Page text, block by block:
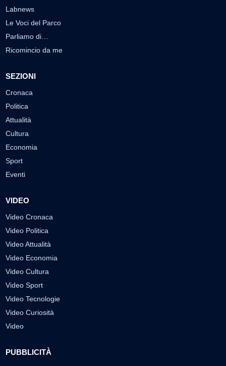
Labnews
Le Voci del Parco
Parliamo di…
Ricomincio da me
SEZIONI
Cronaca
Politica
Attualità
Cultura
Economia
Sport
Eventi
VIDEO
Video Cronaca
Video Politica
Video Attualità
Video Economia
Video Cultura
Video Sport
Video Tecnologie
Video Curiosità
Video
PUBBLICITÀ